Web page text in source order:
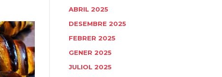
ABRIL 2025
DESEMBRE 2025
FEBRER 2025
GENER 2025
JULIOL 2025